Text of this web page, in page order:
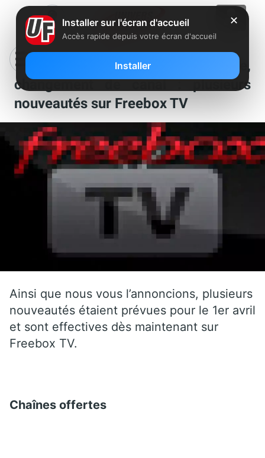
Chaînes offertes, nouvelle chaîne,
changement de canal : plusieurs
nouveautés sur Freebox TV
Ainsi que nous vous l’annoncions, plusieurs
nouveautés étaient prévues pour le 1er avril
et sont effectives dès maintenant sur
Freebox TV.
Chaînes offertes
✕
Installer sur l'écran d'accueil
Accès rapide depuis votre écran d'accueil
Installer